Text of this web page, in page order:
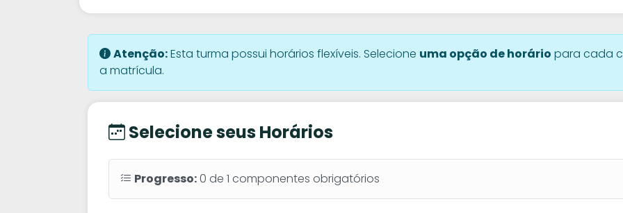
Atenção:Esta turma possui horários flexíveis. Selecione uma opção de horário para cada
a matrícula.
Selecione seus Horários
Progresso:0 de 1 componentes obrigatórios